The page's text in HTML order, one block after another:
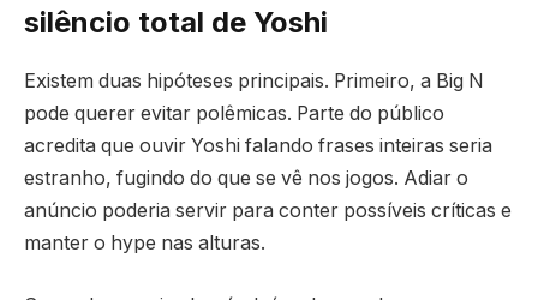
silêncio total de Yoshi
Existem duas hipóteses principais. Primeiro, a Big N
pode querer evitar polêmicas. Parte do público
acredita que ouvir Yoshi falando frases inteiras seria
estranho, fugindo do que se vê nos jogos. Adiar o
anúncio poderia servir para conter possíveis críticas e
manter o hype nas alturas.